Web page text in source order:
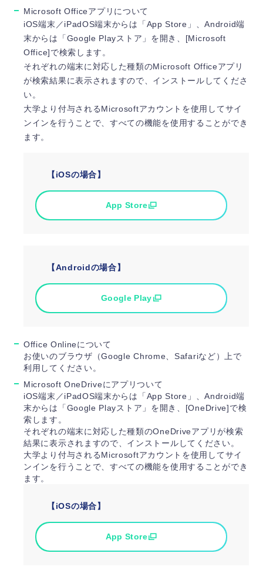
Microsoft Officeアプリについて
iOS端末／iPadOS端末からは「App Store」、Android端
末からは「Google Playストア」を開き、[Microsoft
Office]で検索します。
それぞれの端末に対応した種類のMicrosoft Officeアプリ
が検索結果に表示されますので、インストールしてくださ
い。
大学より付与されるMicrosoftアカウントを使用してサイ
ンインを行うことで、すべての機能を使用することができ
ます。
【iOSの場合】
App Store
【Androidの場合】
Google Play
Office Onlineについて
お使いのブラウザ（Google Chrome、Safariなど）上で
利用してください。
Microsoft OneDriveにアプリついて
iOS端末／iPadOS端末からは「App Store」、Android端
末からは「Google Playストア」を開き、[OneDrive]で検
索します。
それぞれの端末に対応した種類のOneDriveアプリが検索
結果に表示されますので、インストールしてください。
大学より付与されるMicrosoftアカウントを使用してサイ
ンインを行うことで、すべての機能を使用することができ
ます。
【iOSの場合】
App Store